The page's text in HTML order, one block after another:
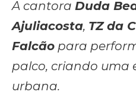
A cantora Duda
Ajuliacosta, TZ da
Falcão para
palco, criando uma
urbana.